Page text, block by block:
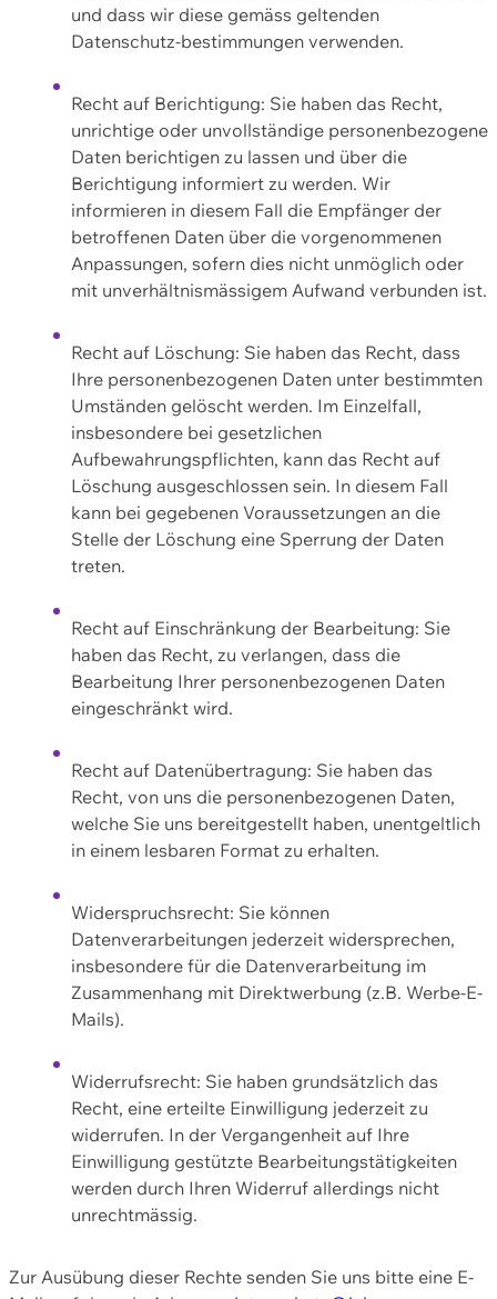
und dass wir diese gemäss geltenden
Datenschutz-bestimmungen verwenden.
Recht auf Berichtigung: Sie haben das Recht,
unrichtige oder unvollständige personenbezogene
Daten berichtigen zu lassen und über die
Berichtigung informiert zu werden. Wir
informieren in diesem Fall die Empfänger der
betroffenen Daten über die vorgenommenen
Anpassungen, sofern dies nicht unmöglich oder
mit unverhältnismässigem Aufwand verbunden ist.
Recht auf Löschung: Sie haben das Recht, dass
Ihre personenbezogenen Daten unter bestimmten
Umständen gelöscht werden. Im Einzelfall,
insbesondere bei gesetzlichen
Aufbewahrungspflichten, kann das Recht auf
Löschung ausgeschlossen sein. In diesem Fall
kann bei gegebenen Voraussetzungen an die
Stelle der Löschung eine Sperrung der Daten
treten.
Recht auf Einschränkung der Bearbeitung: Sie
haben das Recht, zu verlangen, dass die
Bearbeitung Ihrer personenbezogenen Daten
eingeschränkt wird.
Recht auf Datenübertragung: Sie haben das
Recht, von uns die personenbezogenen Daten,
welche Sie uns bereitgestellt haben, unentgeltlich
in einem lesbaren Format zu erhalten.
Widerspruchsrecht: Sie können
Datenverarbeitungen jederzeit widersprechen,
insbesondere für die Datenverarbeitung im
Zusammenhang mit Direktwerbung (z.B. Werbe-E-
Mails).
Widerrufsrecht: Sie haben grundsätzlich das
Recht, eine erteilte Einwilligung jederzeit zu
widerrufen. In der Vergangenheit auf Ihre
Einwilligung gestützte Bearbeitungstätigkeiten
werden durch Ihren Widerruf allerdings nicht
unrechtmässig.
Zur Ausübung dieser Rechte senden Sie uns bitte eine E-